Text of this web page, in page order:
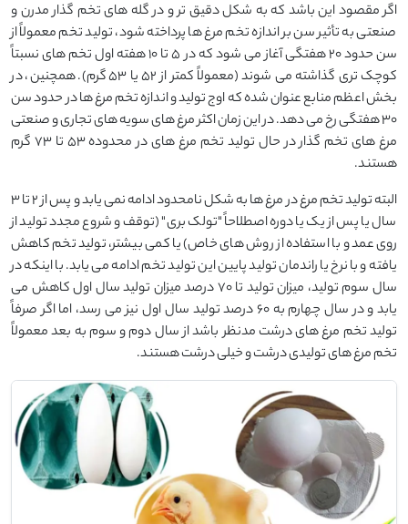
اگر مقصود این باشد که به شکل دقیق تر و در گله های تخم گذار مدرن و
صنعتی به تأثیر سن بر اندازه تخم مرغ ها پرداخته شود، تولید تخم معمولاً از
سن حدود 20 هفتگی آغاز می شود که در 5 تا 10 هفته اول تخم های نسبتاً
کوچک تری گذاشته می شوند (معمولاً کمتر از 52 یا 53 گرم). همچنین، در
بخش اعظم منابع عنوان شده که اوج تولید و اندازه تخم مرغ ها در حدود سن
30 هفتگی رخ می دهد. در این زمان اکثر مرغ های سویه های تجاری و صنعتی
مرغ های تخم گذار در حال تولید تخم مرغ های در محدوده 53 تا 73 گرم
هستند.
البته تولید تخم مرغ در مرغ ها به شکل نامحدود ادامه نمی یابد و پس از 2 تا 3
سال یا پس از یک یا دوره اصطلاحاً "تولک بری" (توقف و شروع مجدد تولید از
روی عمد و با استفاده از روش های خاص) یا کمی بیشتر، تولید تخم کاهش
یافته و با نرخ یا راندمان تولید پایین این تولید تخم ادامه می یابد. با اینکه در
سال سوم تولید، میزان تولید تا 70 درصد میزان تولید سال اول کاهش می
یابد و در سال چهارم به 60 درصد تولید سال اول نیز می رسد، اما اگر صرفاً
تولید تخم مرغ های درشت مدنظر باشد از سال دوم و سوم به بعد معمولاً
تخم مرغ های تولیدی درشت و خیلی درشت هستند.